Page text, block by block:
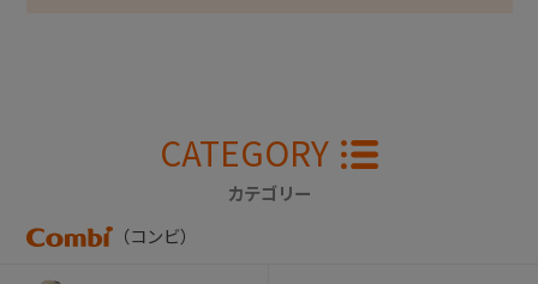
CATEGORY
カテゴリー
（コンビ）